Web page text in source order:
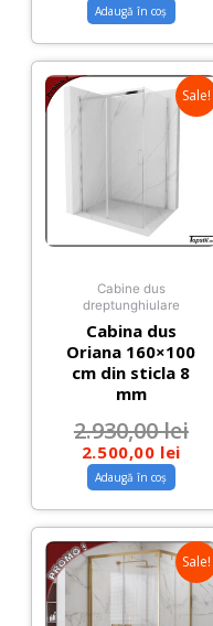
Adaugă în coș
Sale!
Cabine dus
dreptunghiulare
Cabina dus
Oriana 160×100
cm din sticla 8
mm
2.930,00lei
2.500,00 lei
Adaugă în coș
Sale!